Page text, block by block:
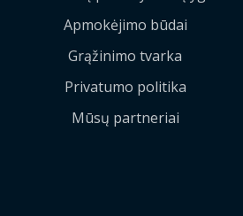
Apmokėjimo būdai
Grąžinimo tvarka
Privatumo politika
Mūsų partneriai